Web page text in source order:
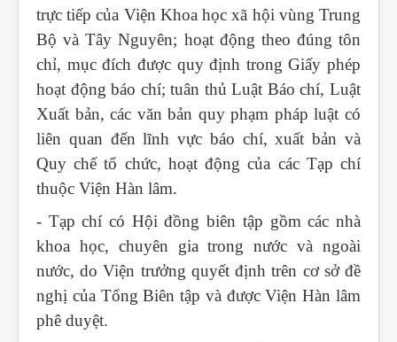
trực tiếp của Viện Khoa học xã hội vùng Trung
Bộ và Tây Nguyên; hoạt động theo đúng tôn
chỉ, mục đích được quy định trong Giấy phép
hoạt động báo chí; tuân thủ Luật Báo chí, Luật
Xuất bản, các văn bản quy phạm pháp luật có
liên quan đến lĩnh vực báo chí, xuất bản và
Quy chế tổ chức, hoạt động của các Tạp chí
thuộc Viện Hàn lâm.
- Tạp chí có Hội đồng biên tập gồm các nhà
khoa học, chuyên gia trong nước và ngoài
nước, do Viện trưởng quyết định trên cơ sở đề
nghị của Tổng Biên tập và được Viện Hàn lâm
phê duyệt.